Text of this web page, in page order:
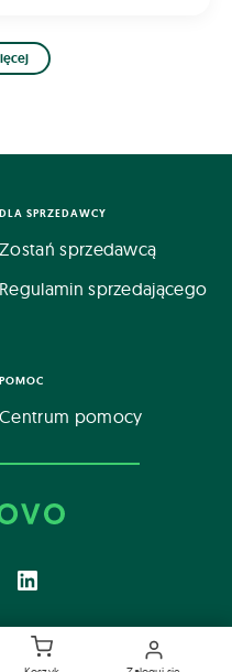
DLA SPRZEDAWCY
Zostań sprzedawcą
Regulamin sprzedającego
POMOC
Centrum pomocy